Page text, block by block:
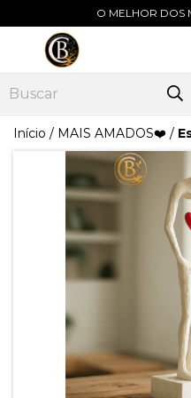
O MELHOR DOS
Início / MAIS AMADOS❤️ /